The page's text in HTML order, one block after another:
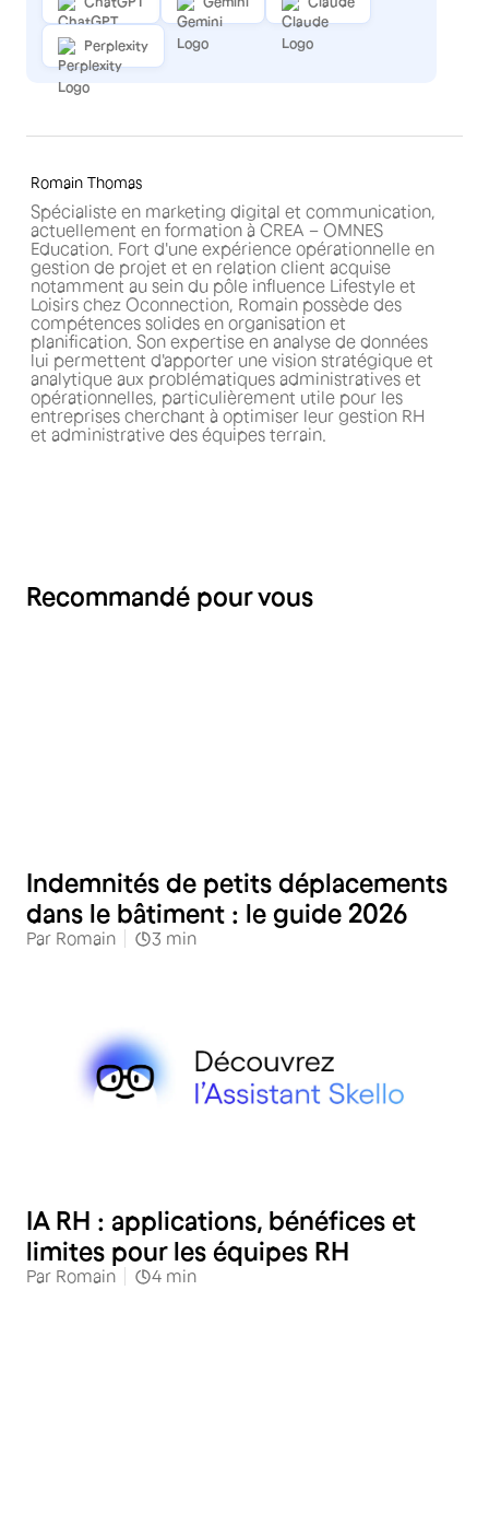
Perplexity
Romain Thomas
Spécialiste en marketing digital et communication,
actuellement en formation à CREA – OMNES
Education. Fort d'une expérience opérationnelle en
gestion de projet et en relation client acquise
notamment au sein du pôle influence Lifestyle et
Loisirs chez Oconnection, Romain possède des
compétences solides en organisation et
planification. Son expertise en analyse de données
lui permettent d'apporter une vision stratégique et
analytique aux problématiques administratives et
opérationnelles, particulièrement utile pour les
entreprises cherchant à optimiser leur gestion RH
et administrative des équipes terrain.
Recommandé pour vous
Indemnités de petits déplacements
dans le bâtiment : le guide 2026
Par Romain 3 min
IA RH : applications, bénéfices et
limites pour les équipes RH
Par Romain 4 min